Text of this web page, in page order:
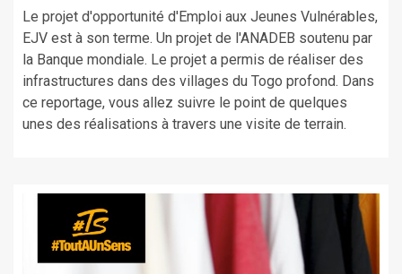
Le projet d'opportunité d'Emploi aux Jeunes Vulnérables,
EJV est à son terme. Un projet de l'ANADEB soutenu par
la Banque mondiale. Le projet a permis de réaliser des
infrastructures dans des villages du Togo profond. Dans
ce reportage, vous allez suivre le point de quelques
unes des réalisations à travers une visite de terrain.